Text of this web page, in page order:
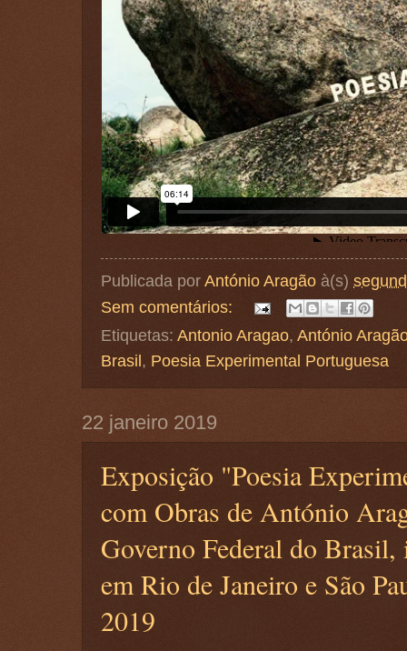
Publicada por António Aragão à(s)
Sem comentários:
Etiquetas: Antonio Aragao, António
Brasil , Poesia Experimental Portuguesa
22 janeiro 2019
Exposição "Poesia
com Obras de António
Governo Federal do
em Rio de Janeiro e São
2019